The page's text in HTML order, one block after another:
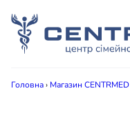
Головна› Магазин CENTRMED